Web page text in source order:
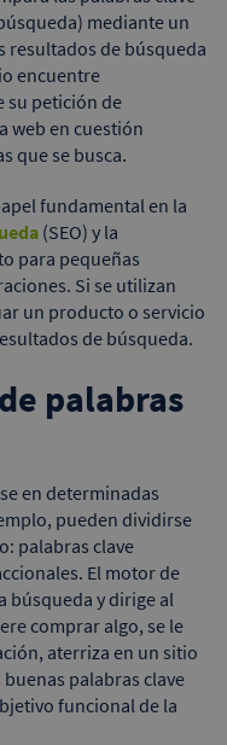
mediante un
resultados de búsqueda
encuentre
su petición de
web en cuestión
que se busca.
fundamental en la
(SEO) y la
para pequeñas
Si se utilizan
un producto o servicio
de búsqueda.
palabras
en determinadas
pueden dividirse
palabras clave
El motor de
búsqueda y dirige al
comprar algo, se le
aterriza en un sitio
palabras clave
funcional de la